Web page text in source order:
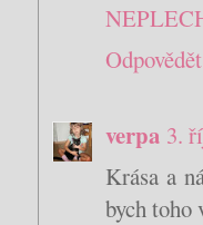
Odpovědět
verpa 3.
Krása a
bych toho